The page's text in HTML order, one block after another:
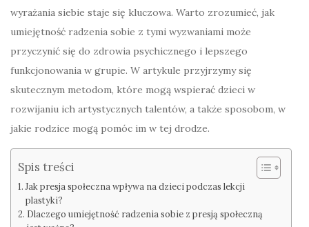
wyrażania siebie staje się kluczowa. Warto zrozumieć, jak
umiejętność radzenia sobie z tymi wyzwaniami może
przyczynić się do zdrowia psychicznego i lepszego
funkcjonowania w grupie. W artykule przyjrzymy się
skutecznym metodom, które mogą wspierać dzieci w
rozwijaniu ich artystycznych talentów, a także sposobom, w
jakie rodzice mogą pomóc im w tej drodze.
Spis treści
Jak presja społeczna wpływa na dzieci podczas lekcji
plastyki?
Dlaczego umiejętność radzenia sobie z presją społeczną